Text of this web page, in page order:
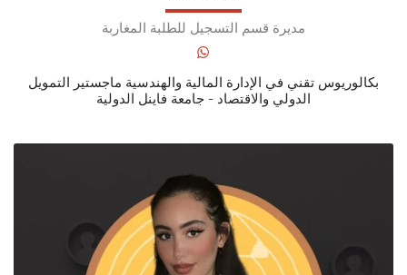
مديرة قسم التسجيل للطلبة المغاربة
بكالوريوس تقني في الإدارة المالية والهندسية ماجستير التمويل
الدولي والاقتصاد - جامعة فاينل الدولية